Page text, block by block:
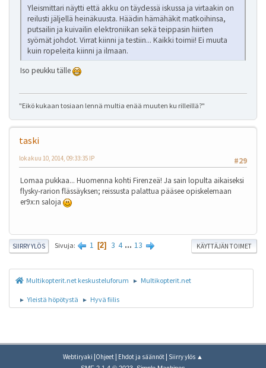
Yleismittari näytti että akku on täydessä iskussa ja virtaakin on
reilusti jäljellä heinäkuusta. Häädin hämähäkit matkoihinsa,
putsailin ja kuivailin elektroniikan sekä teippasin hiirten
syömät johdot. Virrat kiinni ja testiin... Kaikki toimii! Ei muuta
kuin ropeleita kiinni ja ilmaan.
Iso peukku tälle
"Eikö kukaan tosiaan lennä multia enää muuten ku rilleillä?"
taski
#29
lokakuu 10, 2014, 09:33:35 IP
Lomaa pukkaa... Huomenna kohti Firenzeä! Ja sain lopulta aikaiseksi
flysky-rarion flässäyksen; reissusta palattua pääsee opiskelemaan
er9x:n saloja
SIIRRY YLÖS Sivuja 1 2 3 4 ... 13 KÄYTTÄJÄN TOIMET
Multikopterit.net keskusteluforum ► Multikopterit.net
► Yleistä höpötystä ► Hyvä fiilis
Webtiryaki |Ohjeet | Ehdot ja säännöt | Siirry ylös ▲